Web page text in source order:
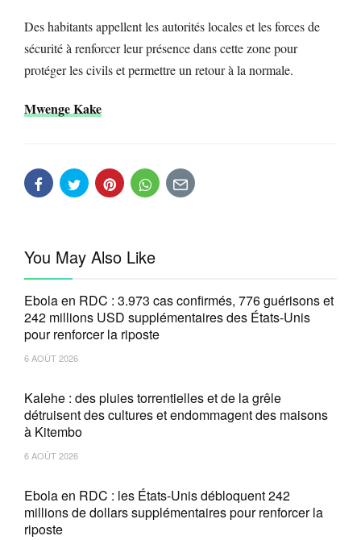
Des habitants appellent les autorités locales et les forces de
sécurité à renforcer leur présence dans cette zone pour
protéger les civils et permettre un retour à la normale.
Mwenge Kake
You May Also Like
Ebola en RDC : 3.973 cas confirmés, 776 guérisons et
242 millions USD supplémentaires des États-Unis
pour renforcer la riposte
6 AOÛT 2026
Kalehe : des pluies torrentielles et de la grêle
détruisent des cultures et endommagent des maisons
à Kitembo
6 AOÛT 2026
Ebola en RDC : les États-Unis débloquent 242
millions de dollars supplémentaires pour renforcer la
riposte